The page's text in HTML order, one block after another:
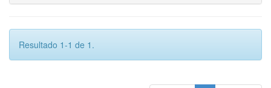
Resultado 1-1 de 1.